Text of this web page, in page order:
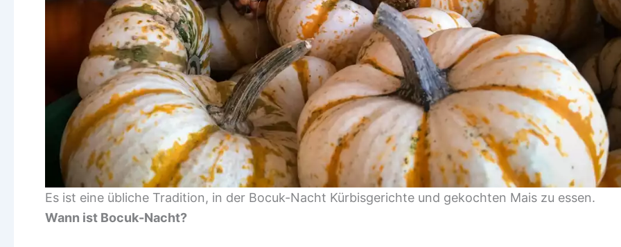
Es ist eine übliche Tradition, in der Bocuk-Nacht Kürbisgerichte und gekochten Mais zu essen.
Wann ist Bocuk-Nacht?